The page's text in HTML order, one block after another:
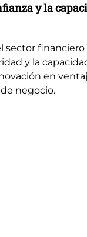
y la
sector financiero
y la
en
negocio.